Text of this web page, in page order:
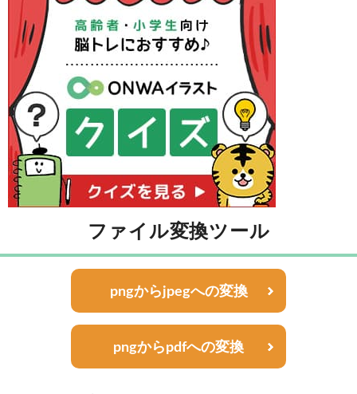
ファイル変換ツール
pngからjpegへの変換
pngからpdfへの変換